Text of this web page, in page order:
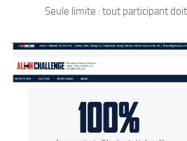
Seule limite : tout participant